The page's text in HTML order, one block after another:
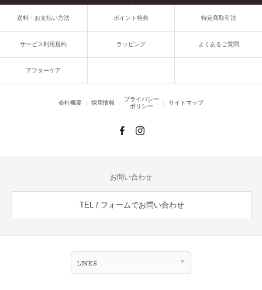
送料・お支払い方法 ポイント特典 特定商取引法
サービス利用規約 ラッピング よくあるご質問
アフターケア
会社概要 採用情報
プライバシー
ポリシー
サイトマップ
お問い合わせ
TEL / フォームでお問い合わせ
LINKS